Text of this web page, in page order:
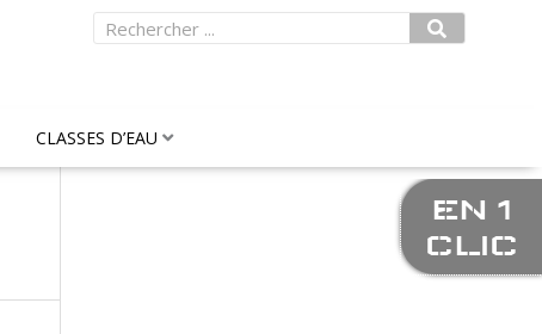
Rechercher
CLASSES D’EAU
EN 1
CLIC